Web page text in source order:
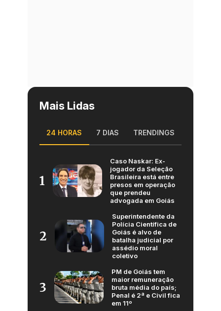
Mais Lidas
24 HORAS 7 DIAS TRENDINGS
1
Caso Naskar: Ex-
jogador da Seleção
Brasileira está entre
presos em operação
que prendeu
advogada em Goiás
2
Superintendente da
Polícia Científica de
Goiás é alvo de
batalha judicial por
assédio moral
coletivo
3
PM de Goiás tem
maior remuneração
bruta média do país;
Penal é 2ª e Civil fica
em 11º